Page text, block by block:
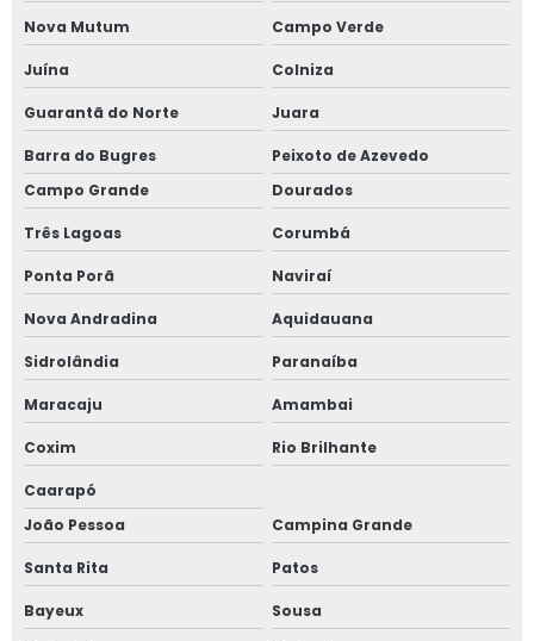
Nova Mutum Campo Verde
Juína Colniza
Guarantã do Norte Juara
Barra do Bugres
Peixoto de Azevedo
Campo Grande
Dourados
Três Lagoas Corumbá
Ponta Porã Naviraí
Nova Andradina Aquidauana
Sidrolândia Paranaíba
Maracaju Amambai
Coxim Rio Brilhante
Caarapó
João Pessoa
Campina Grande
Santa Rita Patos
Bayeux Sousa